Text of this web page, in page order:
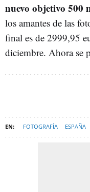
nuevo objetivo 500
los amantes de las
final es de 2999,95
diciembre. Ahora se
FOTOGRAFÍA ESPAÑA